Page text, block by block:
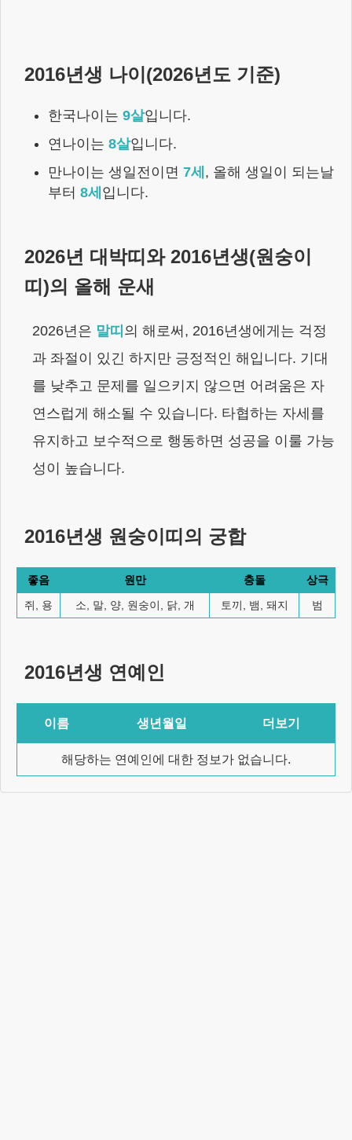
2016년생 나이(2026년도 기준)
한국나이는 9살입니다.
연나이는 8살입니다.
만나이는 생일전이면 7세 , 올해 생일이 되는날
부터 8세 입니다.
2026년 대박띠와 2016년생(원숭이
띠)의 올해 운새
2026년은 말띠 의 해로써, 2016년생에게는 걱정
과 좌절이 있긴 하지만 긍정적인 해입니다. 기대
를 낮추고 문제를 일으키지 않으면 어려움은 자
연스럽게 해소될 수 있습니다. 타협하는 자세를
유지하고 보수적으로 행동하면 성공을 이룰 가능
성이 높습니다.
2016년생 원숭이 띠의 궁합
좋음 원만 충돌
상극
쥐, 용
소, 말, 양, 원숭이, 닭, 개 토끼, 뱀, 돼지 범
2016년생 연예인
이름 생년월일 더보기
해당하는 연예인에 대한 정보가 없습니다.